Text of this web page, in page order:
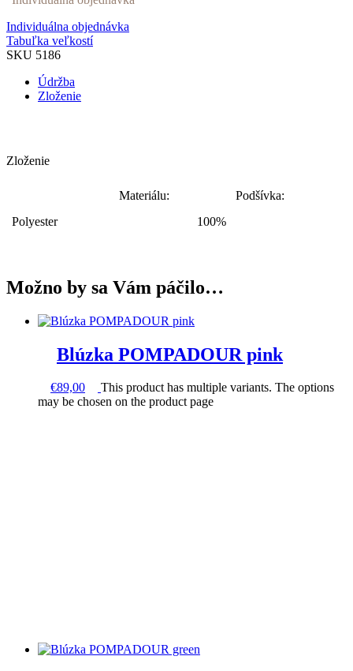
Individuálna objednávka
Tabuľka veľkostí
SKU 5186
Údržba
Zloženie
Zloženie
Materiálu:
Podšívka:
Polyester
100%
Možno by sa Vám páčilo…
Blúzka POMPADOUR pink
€89,00
This product has multiple variants. The options
may be chosen on the product page